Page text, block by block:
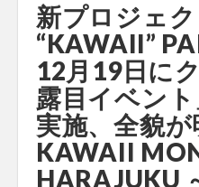
新プロジェ
“KAWAII”
12月19日に
露目イベン
実施、全貌
KAWAII
HARAJUKU